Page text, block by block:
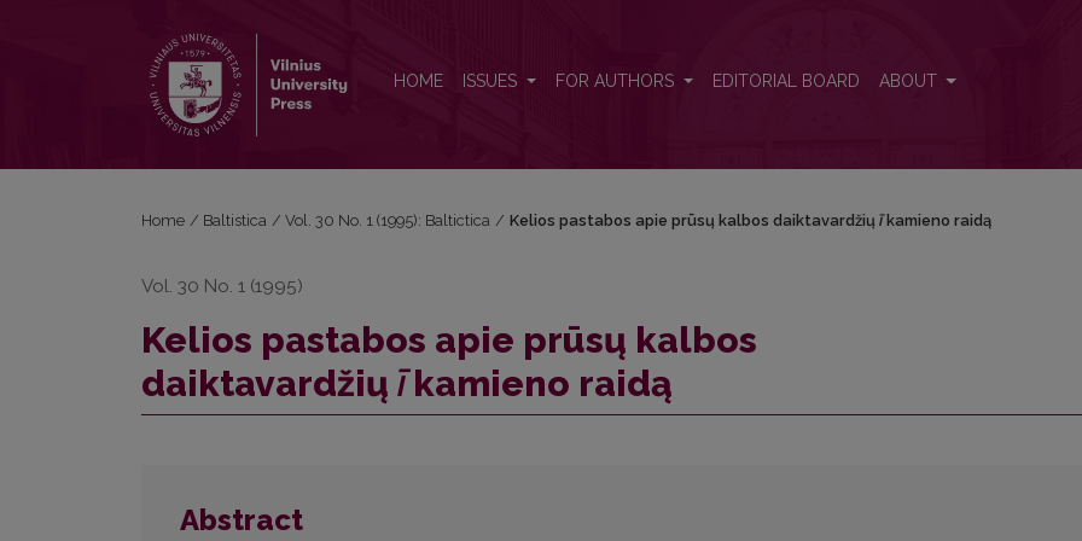
HOME ISSUES FOR AUTHORS EDITORIAL BOARD ABOUT
Home / Baltistica / Vol. 30 No. 1 (1995): Baltictica / Kelios pastabos apie prūsų kalbos daiktavardžių īkamieno raidą
Vol. 30 No. 1 (1995)
Kelios pastabos apie prūsų kalbos
daiktavardžių īkamieno raidą
Abstract